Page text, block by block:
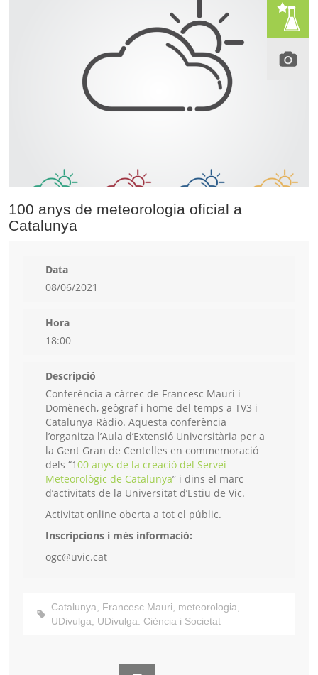
100 anys de meteorologia oficial a
Catalunya
Data
08/06/2021
Hora
18:00
Descripció
Conferència a càrrec de Francesc Mauri i
Domènech, geògraf i home del temps a TV3 i
Catalunya Ràdio. Aquesta conferència
l’organitza l’Aula d’Extensió Universitària per a
la Gent Gran de Centelles en commemoració
dels “100 anys de la creació del Servei
Meteorològic de Catalunya” i dins el marc
d’activitats de la Universitat d’Estiu de Vic.
Activitat online oberta a tot el públic.
Inscripcions i més informació:
ogc@uvic.cat
Catalunya, Francesc Mauri, meteorologia,
UDivulga, UDivulga. Ciència i Societat